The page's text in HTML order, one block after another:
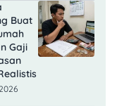
Buat
Gaji